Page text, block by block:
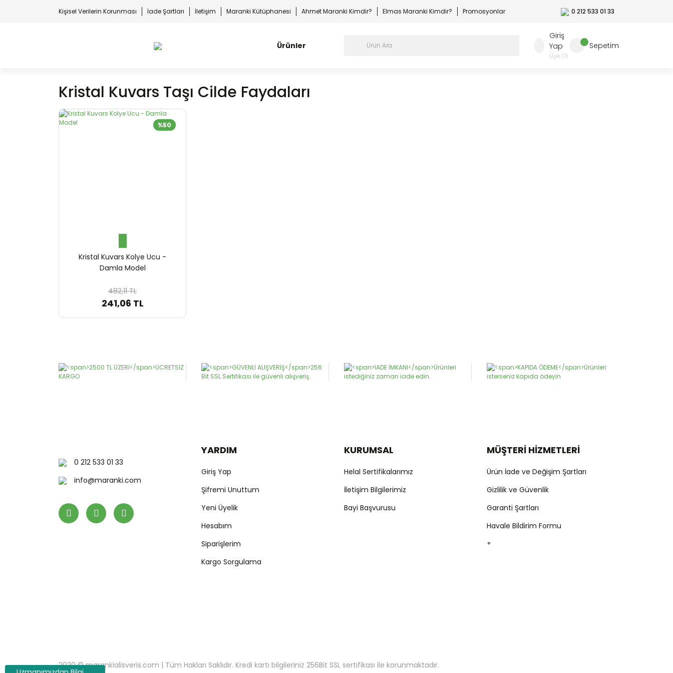
Kişisel Verilerin Korunması İade Şartları İletişim Maranki Kütüphanesi Ahmet Maranki Kimdir? Elmas Maranki Kimdir? Promosyonlar 0 212 533 01 33
Ürünler
Giriş
Yap
Üye Ol
Sepetim
Kristal Kuvars Taşı Cilde Faydaları
%50
Kristal Kuvars Kolye Ucu -
Damla Model
482,11 TL
241,06 TL
0 212 533 01 33
info@maranki.com
YARDIM
Giriş Yap
Şifremi Unuttum
Yeni Üyelik
Hesabım
Siparişlerim
Kargo Sorgulama
KURUMSAL
Helal Sertifikalarımız
İletişim Bilgilerimiz
Bayi Başvurusu
MÜŞTERİ HİZMETLERİ
Ürün İade ve Değişim Şartları
Gizlilik ve Güvenlik
Garanti Şartları
Havale Bildirim Formu
+
2020 © marankialisveris.com | Tüm Hakları Saklıdır. Kredi kartı bilgileriniz 256Bit SSL sertifikası ile korunmaktadır.